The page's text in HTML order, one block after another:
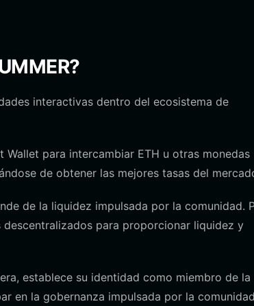
interactivas dentro del ecosistema de
para intercambiar ETH u otras monedas
de obtener las mejores tasas del
de la liquidez impulsada por la comunidad.
para proporcionar liquidez y
establece su identidad como miembro de la
en la gobernanza impulsada por la